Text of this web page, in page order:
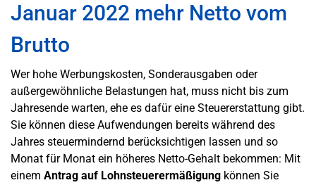
Januar 2022 mehr Netto vom
Brutto
Wer hohe Werbungskosten, Sonderausgaben oder
außergewöhnliche Belastungen hat, muss nicht bis zum
Jahresende warten, ehe es dafür eine Steuererstattung gibt.
Sie können diese Aufwendungen bereits während des
Jahres steuermindernd berücksichtigen lassen und so
Monat für Monat ein höheres Netto-Gehalt bekommen: Mit
einem Antrag auf Lohnsteuerermäßigung können Sie